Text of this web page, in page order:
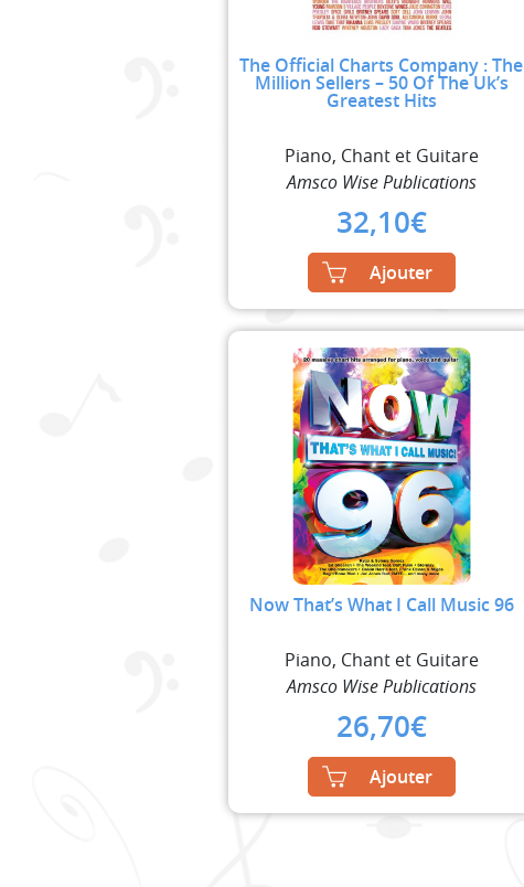
The Official Charts Company : The
Million Sellers – 50 Of The Uk’s
Greatest Hits
Piano, Chant et Guitare
Amsco Wise Publications
32,10€
Ajouter
Now That’s What I Call Music 96
Piano, Chant et Guitare
Amsco Wise Publications
26,70€
Ajouter